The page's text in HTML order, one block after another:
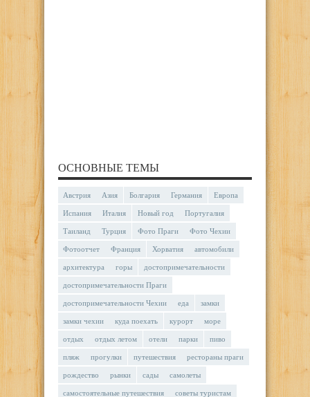
ОСНОВНЫЕ ТЕМЫ
Австрия Азия Болгария Германия Европа
Испания Италия Новый год Португалия
Таиланд Турция Фото Праги Фото Чехии
Фотоотчет Франция Хорватия автомобили
архитектура горы достопримечательности
достопримечательности Праги
достопримечательности Чехии еда замки
замки чехии куда поехать курорт море
отдых отдых летом отели парки пиво
пляж прогулки путешествия рестораны праги
рождество рынки сады самолеты
самостоятельные путешествия советы туристам